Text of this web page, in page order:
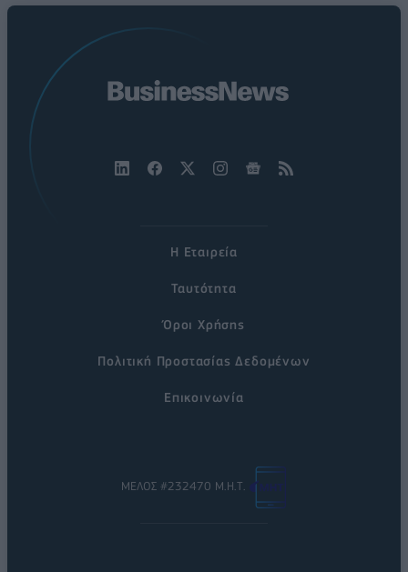
Η Εταιρεία
Ταυτότητα
Όροι Χρήσης
Πολιτική Προστασίας Δεδομένων
Επικοινωνία
ΜΕΛΟΣ #232470 Μ.Η.Τ.